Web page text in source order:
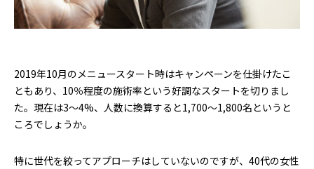
2019年10月のメニュースタート時はキャンペーンを仕掛けたこ
ともあり、10％程度の施術率という好調なスタートを切りまし
た。現在は3〜4%、人数に換算すると1,700〜1,800名というと
ころでしょうか。
特に世代を絞ってアプローチはしていないのですが、40代の女性